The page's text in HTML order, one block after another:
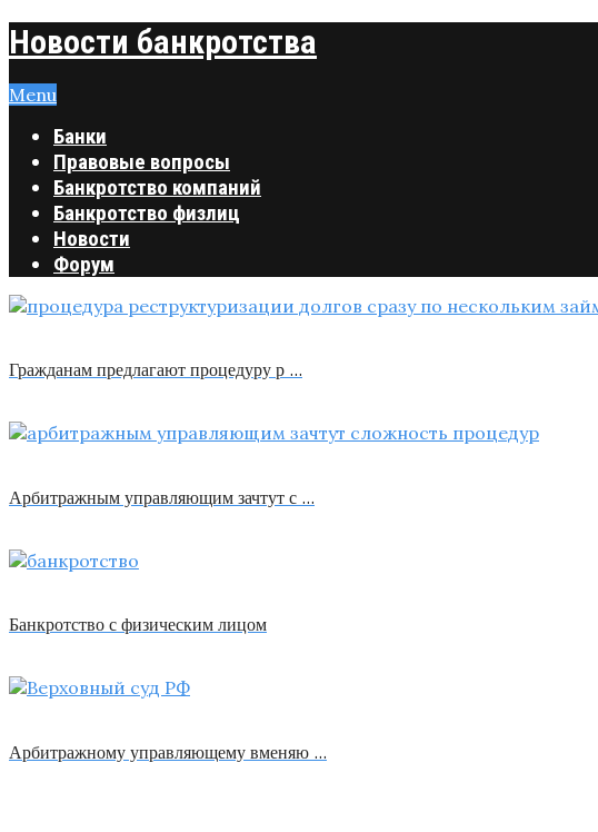
Новости банкротства
Menu
Банки
Правовые вопросы
Банкротство компаний
Банкротство физлиц
Новости
Форум
Гражданам предлагают процедуру р …
Арбитражным управляющим зачтут с …
Банкротство с физическим лицом
Арбитражному управляющему вменяю …